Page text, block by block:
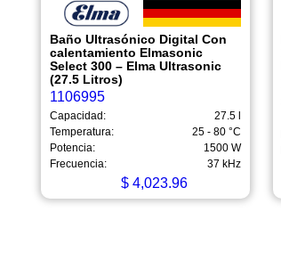
Baño Ultrasónico Digital Con
calentamiento Elmasonic
Select 300 – Elma Ultrasonic
(27.5 Litros)
1106995
Capacidad:
27.5 l
Temperatura:
25 - 80 °C
Potencia:
1500 W
Frecuencia:
37 kHz
$4,023.96